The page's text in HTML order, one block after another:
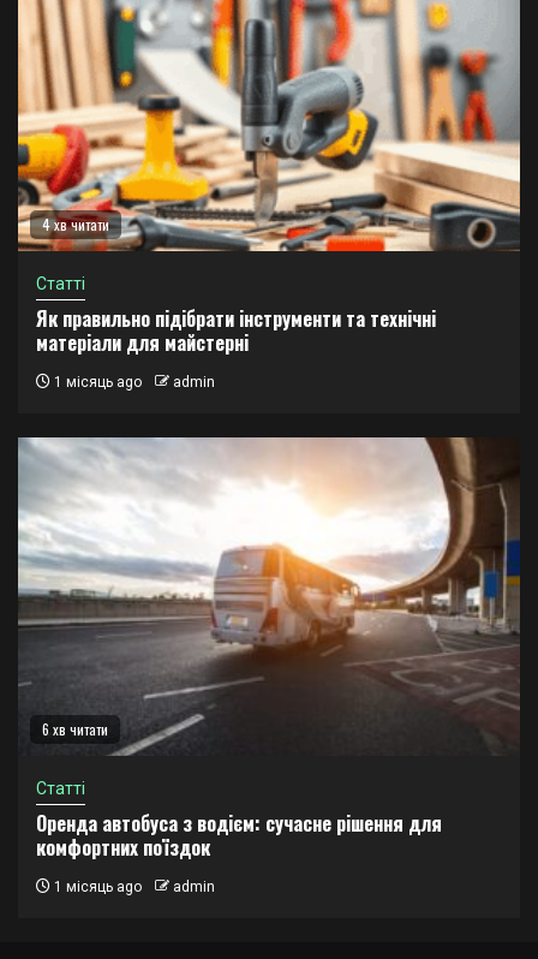
4 хв читати
Статті
Як правильно підібрати інструменти та технічні
матеріали для майстерні
1 місяць ago admin
6 хв читати
Статті
Оренда автобуса з водієм: сучасне рішення для
комфортних поїздок
1 місяць ago admin